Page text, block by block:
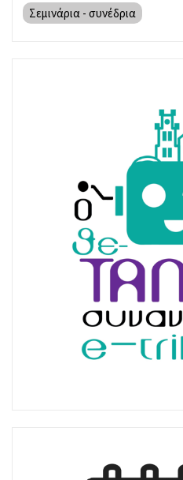
Σεμινάρια - συνέδρια